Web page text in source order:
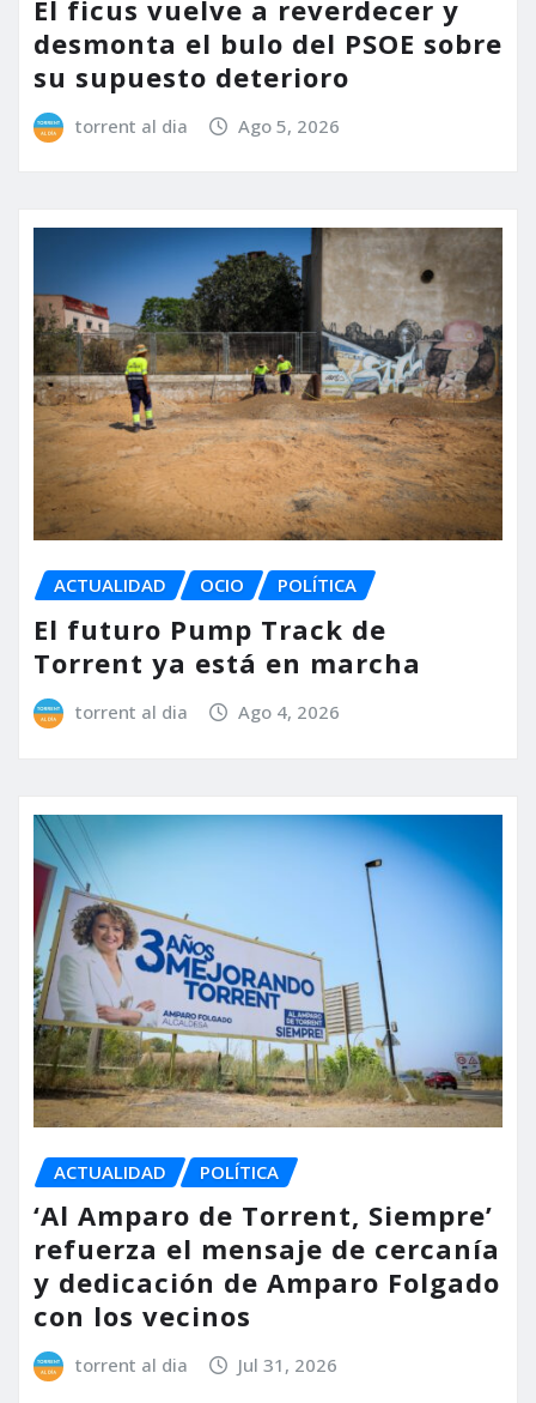
El ficus vuelve a reverdecer y
desmonta el bulo del PSOE sobre
su supuesto deterioro
torrent al dia Ago 5, 2026
ACTUALIDAD OCIO POLÍTICA
El futuro Pump Track de
Torrent ya está en marcha
torrent al dia Ago 4, 2026
ACTUALIDAD POLÍTICA
‘Al Amparo de Torrent, Siempre’
refuerza el mensaje de cercanía
y dedicación de Amparo Folgado
con los vecinos
torrent al dia Jul 31, 2026